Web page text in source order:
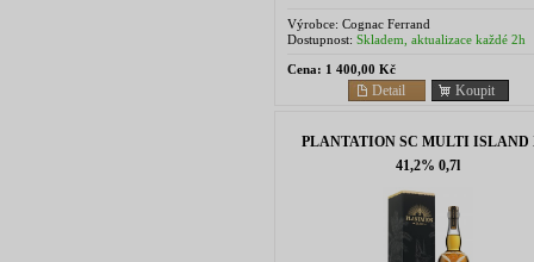
Couture...
Výrobce: Cognac Ferrand
Dostupnost: Skladem, aktualizace každé 2h
Cena: 1 400,00 Kč
Koupit
Detail
PLANTATION SC MULTI ISLAND
41,2% 0,7l